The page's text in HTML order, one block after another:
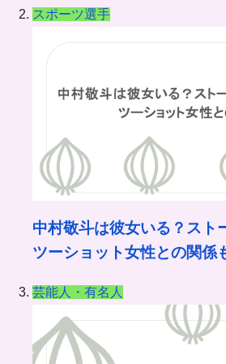
スポーツ選手
中村敬斗は彼女いる？スト
ツーショット女性との関係
芸能人・有名人